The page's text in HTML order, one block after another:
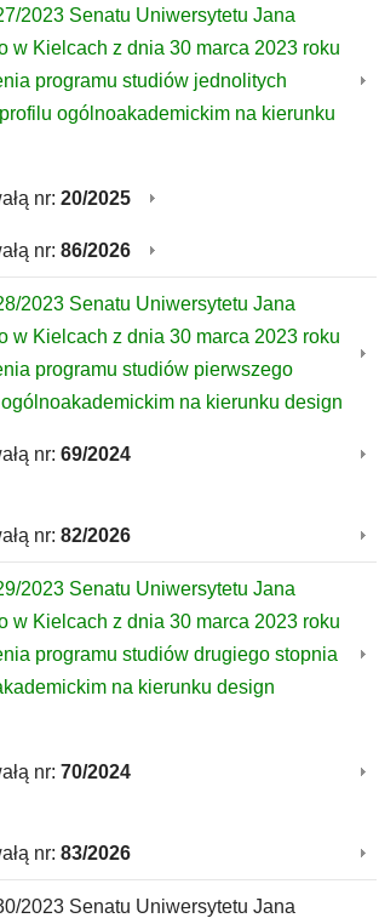
2023 Senatu Uniwersytetu Jana
w Kielcach z dnia 30 marca 2023 roku
programu studiów jednolitych
ogólnoakademickim na kierunku
nr: 20/2025
nr: 86/2026
2023 Senatu Uniwersytetu Jana
w Kielcach z dnia 30 marca 2023 roku
programu studiów pierwszego
na kierunku design
nr: 69/2024
nr: 82/2026
2023 Senatu Uniwersytetu Jana
w Kielcach z dnia 30 marca 2023 roku
programu studiów drugiego stopnia
na kierunku design
nr: 70/2024
nr: 83/2026
2023 Senatu Uniwersytetu Jana